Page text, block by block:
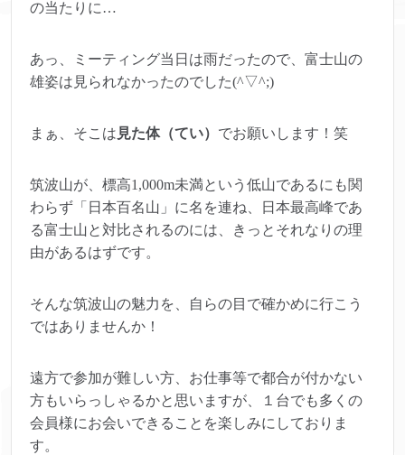
の当たりに…
あっ、ミーティング当日は雨だったので、富士山の
雄姿は見られなかったのでした(^▽^;)
まぁ、そこは 見た体（てい） でお願いします！笑
筑波山が、標高1,000m未満という低山であるにも関
わらず「日本百名山」に名を連ね、日本最高峰であ
る富士山と対比されるのには、きっとそれなりの理
由があるはずです。
そんな筑波山の魅力を、自らの目で確かめに行こう
ではありませんか！
遠方で参加が難しい方、お仕事等で都合が付かない
方もいらっしゃるかと思いますが、１台でも多くの
会員様にお会いできることを楽しみにしておりま
す。